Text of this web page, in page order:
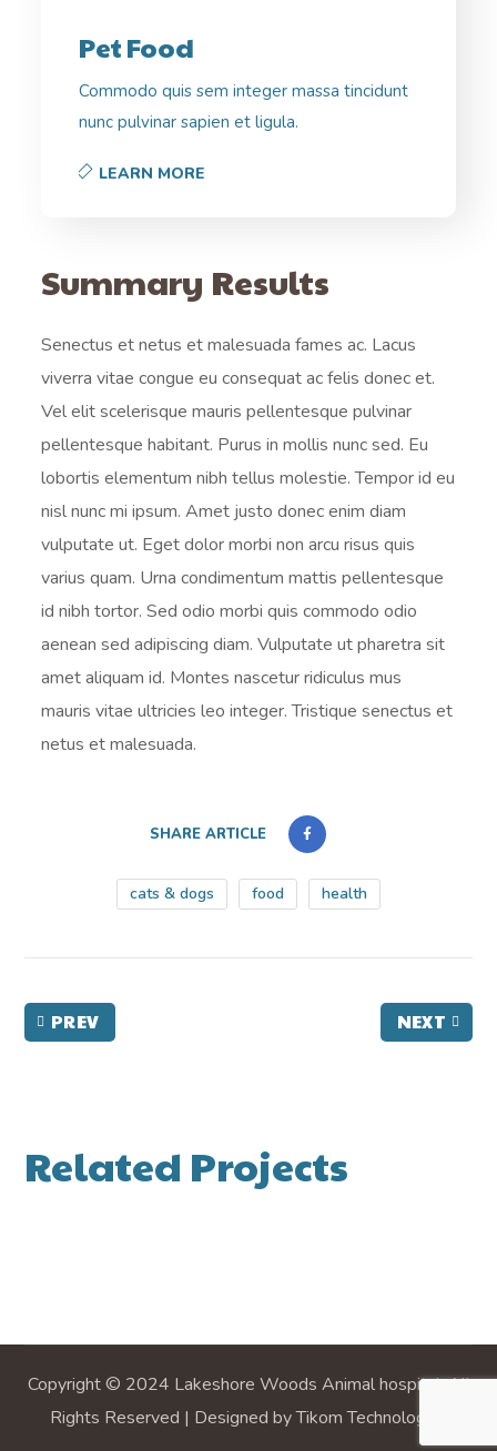
Pet Food
Commodo quis sem integer massa tincidunt
nunc pulvinar sapien et ligula.
LEARN MORE
Summary Results
Senectus et netus et malesuada fames ac. Lacus
viverra vitae congue eu consequat ac felis donec et.
Vel elit scelerisque mauris pellentesque pulvinar
pellentesque habitant. Purus in mollis nunc sed. Eu
lobortis elementum nibh tellus molestie. Tempor id eu
nisl nunc mi ipsum. Amet justo donec enim diam
vulputate ut. Eget dolor morbi non arcu risus quis
varius quam. Urna condimentum mattis pellentesque
id nibh tortor. Sed odio morbi quis commodo odio
aenean sed adipiscing diam. Vulputate ut pharetra sit
amet aliquam id. Montes nascetur ridiculus mus
mauris vitae ultricies leo integer. Tristique senectus et
netus et malesuada.
SHARE ARTICLE
cats & dogs food health
PREV NEXT
Related Projects
Copyright © 2024 Lakeshore Woods Animal hospital, All
Rights Reserved | Designed by Tikom Technologies